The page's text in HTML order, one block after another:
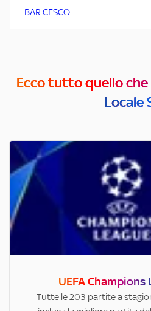
BAR CESCO
Ecco tutto quello
Locale
UEFA Champions
Tutte le 203 partite a